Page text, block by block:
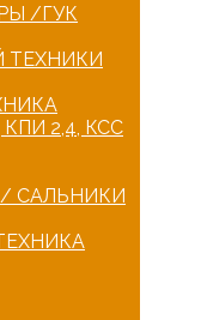
/ГУК
ТЕХНИКИ
2,4, КСС
САЛЬНИКИ